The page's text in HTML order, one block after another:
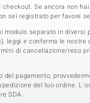
checkout. Se ancora non
sei registrato per favore
modulo separato in diversi
leggi e conferma le nostre
di cancellazione/reso
del pagamento,
del tuo ordine.
SDA.